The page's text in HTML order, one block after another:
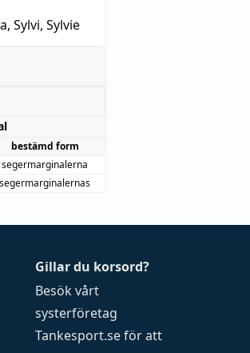
Sylvi, Sylvie
bestämd form
segermarginalerna
segermarginalernas
Gillar du korsord?
Besök vårt
systerföretag
Tankesport.seför att